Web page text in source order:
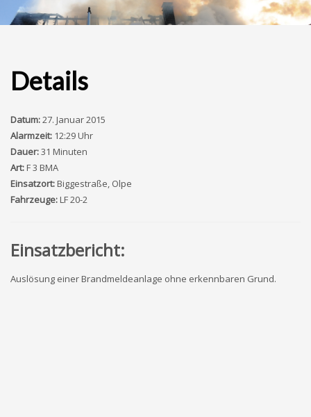
Details
Datum:27. Januar 2015
Alarmzeit: 12:29 Uhr
Dauer:31 Minuten
Art:F 3 BMA
Einsatzort:Biggestraße, Olpe
Fahrzeuge:LF 20-2
Einsatzbericht:
Auslösung einer Brandmeldeanlage ohne erkennbaren Grund.